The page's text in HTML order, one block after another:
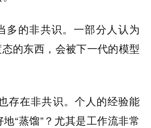
的非共识。 一部分人认为
的东西，会被下一代的模型
存在非共识。 个人的经验能
“蒸馏”？尤其是工作流非常